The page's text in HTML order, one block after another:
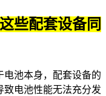
些配套设备同
池本身，配套设备的
电池性能无法充分发